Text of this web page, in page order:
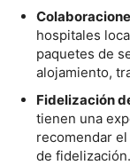
hospitales
paquetes de
alojamiento,
Fidelización
tienen una
recomendar
de fidelización.